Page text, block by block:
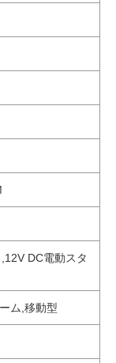
DC電動スタ
ム,移動型